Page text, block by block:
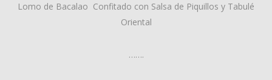
Lomo de Bacalao Confitado con Salsa de Piquillos y Tabulé
Oriental
…….